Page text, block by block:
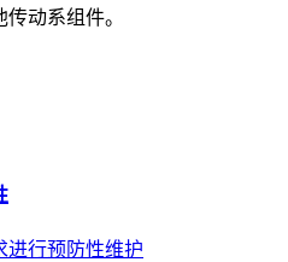
动系组件。
进行预防性维护